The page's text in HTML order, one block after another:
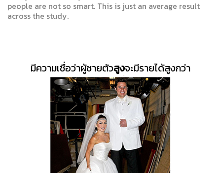
people are not so smart. This is just an average result
across the study.
มีความเชื่อว่าผู้ชายตัวสูงจะมีรายได้สูงกว่า